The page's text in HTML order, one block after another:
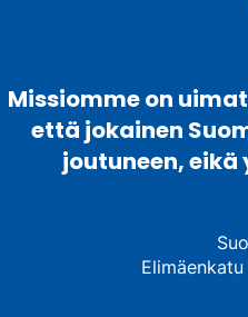
Missiomme on
että jokainen
joutuneen,